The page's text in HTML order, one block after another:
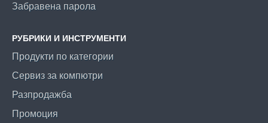
Забравена парола
РУБРИКИ И ИНСТРУМЕНТИ
Продукти по категории
Сервиз за компютри
Разпродажба
Промоция